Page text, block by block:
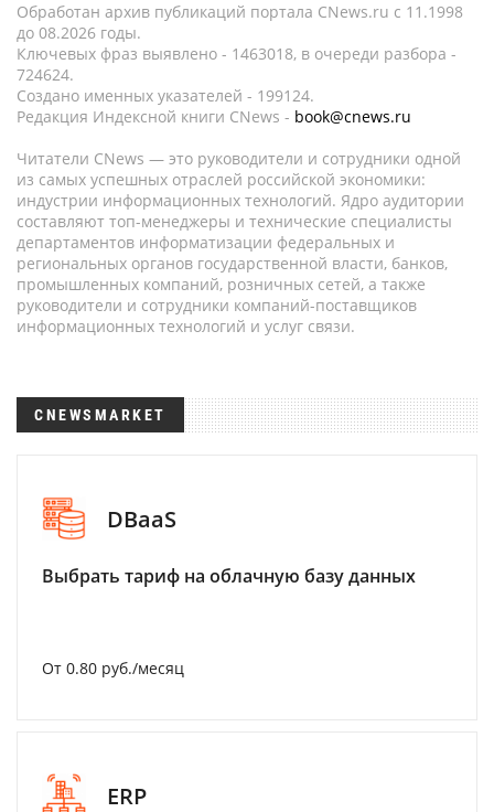
Обработан архив публикаций портала CNews.ru c 11.1998
до 08.2026 годы.
Ключевых фраз выявлено - 1463018, в очереди разбора -
724624.
Создано именных указателей - 199124.
Редакция Индексной книги CNews - book@cnews.ru
Читатели CNews — это руководители и сотрудники одной
из самых успешных отраслей российской экономики:
индустрии информационных технологий. Ядро аудитории
составляют топ-менеджеры и технические специалисты
департаментов информатизации федеральных и
региональных органов государственной власти, банков,
промышленных компаний, розничных сетей, а также
руководители и сотрудники компаний-поставщиков
информационных технологий и услуг связи.
CNEWSMARKET
DBaaS
Выбрать тариф на облачную базу данных
От 0.80 руб./месяц
ERP